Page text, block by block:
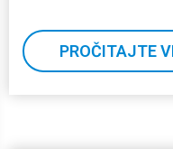
PROČITAJTE